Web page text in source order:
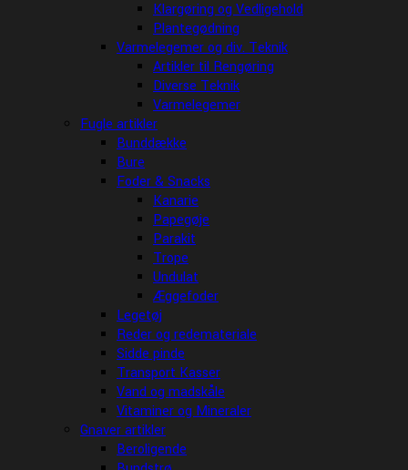
Klargøring og Vedligehold
Plantegødning
Varmelegemer og div. Teknik
Artikler til Rengøring
Diverse Teknik
Varmelegemer
Fugle artikler
Bunddække
Bure
Foder & Snacks
Kanarie
Papegøje
Parakit
Trope
Undulat
Æggefoder
Legetøj
Reder og redemateriale
Sidde pinde
Transport Kasser
Vand og madskåle
Vitaminer og Mineraler
Gnaver artikler
Beroligende